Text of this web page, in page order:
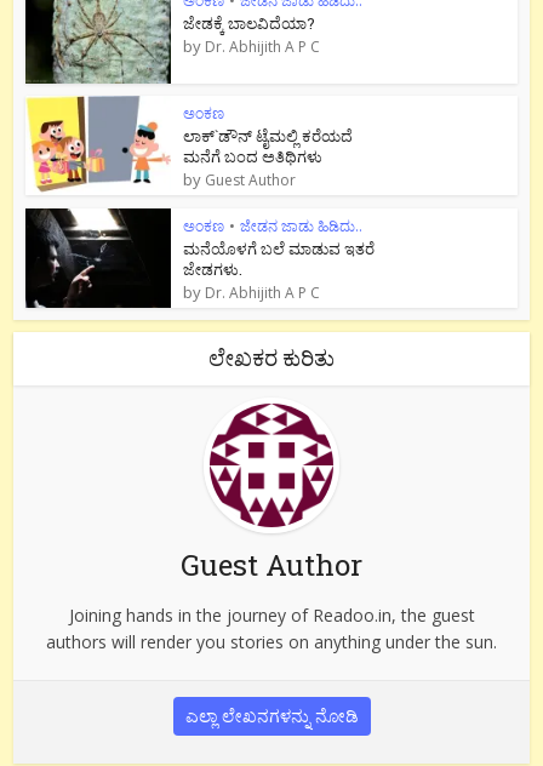
ಜೇಡಕ್ಕೆ ಬಾಲವಿದೆಯಾ?
by Dr. Abhijith A P C
ಅಂಕಣ
ಲಾಕ್`ಡೌನ್ ಟೈಮಲ್ಲಿ ಕರೆಯದೆ
ಮನೆಗೆ ಬಂದ ಅತಿಥಿಗಳು
by Guest Author
ಅಂಕಣ • ಜೇಡನ ಜಾಡು ಹಿಡಿದು..
ಮನೆಯೊಳಗೆ ಬಲೆ ಮಾಡುವ ಇತರೆ
ಜೇಡಗಳು.
by Dr. Abhijith A P C
ಲೇಖಕರ ಕುರಿತು
Guest Author
Joining hands in the journey of Readoo.in, the guest
authors will render you stories on anything under the sun.
ಎಲ್ಲಾ ಲೇಖನಗಳನ್ನು ನೋಡಿ